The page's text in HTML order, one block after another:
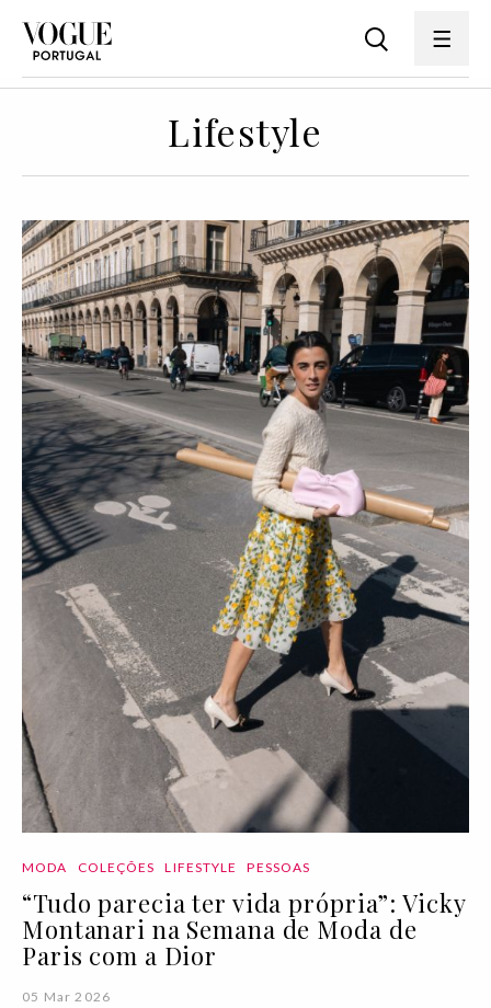
Lifestyle
MODA COLEÇÕES LIFESTYLE PESSOAS
“Tudo parecia ter vida própria”: Vicky
Montanari na Semana de Moda de
Paris com a Dior
05 Mar 2026